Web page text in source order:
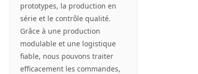
prototypes, la production en
série et le contrôle qualité.
Grâce à une production
modulable et une logistique
fiable, nous pouvons traiter
efficacement les commandes,